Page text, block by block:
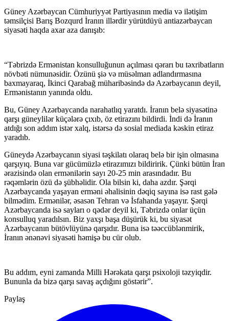
Güney Azərbaycan Cümhuriyyət Partiyasının media və ilətişim
təmsilçisi Barış Bozqurd İranın illərdir yürütdüyü antiazərbaycan
siyasəti haqda axar aza danışıb:
“Təbrizdə Ermənistan konsulluğunun açılması qərarı bu təxribatların
növbəti nümunəsidir. Özünü şiə və müsəlman adlandırmasına
baxmayaraq, İkinci Qarabağ müharibəsində də Azərbaycanın deyil,
Ermənistanın yanında oldu.
Bu, Güney Azərbaycanda narahatlıq yaratdı. İranın belə siyasətinə
qarşı güneylilər küçələrə çıxıb, öz etirazını bildirdi. İndi də İranın
atdığı son addım istər xalq, istərsə də sosial mediada kəskin etiraz
yaradıb.
Güneydə Azərbaycanın siyasi təşkilatı olaraq belə bir işin olmasına
qarşıyıq. Buna var gücümüzlə etirazımızı bildiririk. Çünki bütün İran
ərazisində olan ermənilərin sayı 20-25 min arasındadır. Bu
rəqəmlərin özü də şübhəlidir. Ola bilsin ki, daha azdır. Şərqi
Azərbaycanda yaşayan erməni əhalisinin dəqiq sayına isə rast gələ
bilmədim. Ermənilər, əsasən Tehran və İsfahanda yaşayır. Şərqi
Azərbaycanda isə sayları o qədər deyil ki, Təbrizdə onlar üçün
konsulluq yaradılsın. Biz yaxşı başa düşürük ki, bu siyasət
Azərbaycanın bütövlüyünə qarşıdır. Buna isə təəccüblənmirik,
İranın ənənəvi siyasəti həmişə bu cür olub.
Bu addım, eyni zamanda Milli Hərəkata qarşı psixoloji təzyiqdir.
Bununla da bizə qarşı savaş açdığını göstərir”.
Paylaş